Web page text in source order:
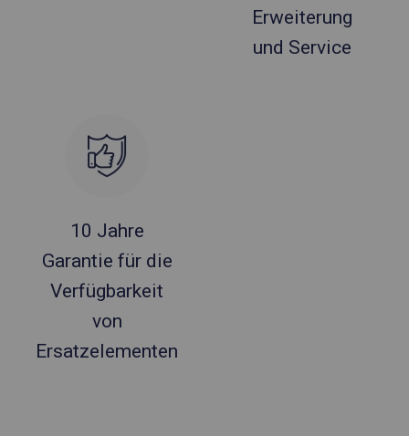
Erweiterung
und Service
10 Jahre
Garantie für die
Verfügbarkeit
von
Ersatzelementen